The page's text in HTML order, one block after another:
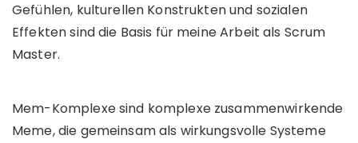
Gefühlen, kulturellen Konstrukten und sozialen
Effekten sind die Basis für meine Arbeit als Scrum
Master.
Mem-Komplexe sind komplexe zusammenwirkende
Meme, die gemeinsam als wirkungsvolle Systeme